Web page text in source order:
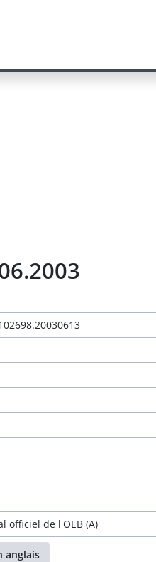
officiel de l'OEB (A)
anglais